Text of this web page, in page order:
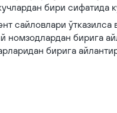
бири сифатида
сайловлари
номзодлардан бирига
бирига